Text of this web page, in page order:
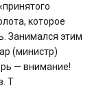
которое
Занимался этим
(министр)
— внимание!
Т